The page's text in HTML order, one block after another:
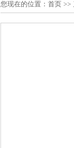
您现在的位置： 首页 >>